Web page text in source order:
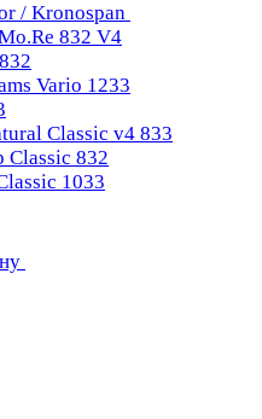
/ Kronospan
832 V4
Vario 1233
Classic v4 833
Classic 832
1033